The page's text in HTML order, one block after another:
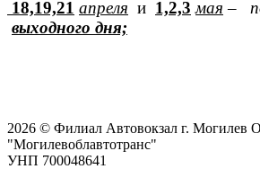
18,19,21 апреля и 1,2,3 мая –
выходного дня;
2026 © Филиал Автовокзал г. Могилев
"Могилевоблавтотранс"
УНП 700048641